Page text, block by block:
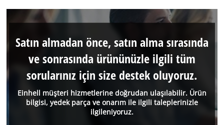
Einhell müşteri hizmetlerine doğrudan ulaşılabilir. Ürün
bilgisi, yedek parça ve onarım ile ilgili taleplerinizle
ilgileniyoruz.
Satın almadan önce, satın alma sırasında
ve sonrasında ürününüzle ilgili tüm
sorularınız için size destek oluyoruz.